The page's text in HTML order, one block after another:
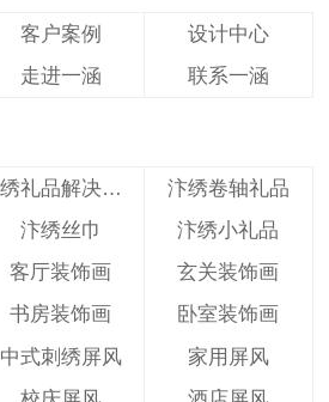
客户案例
设计中心
走进一涵 联系一涵
汴绣礼品解决方案
汴绣卷轴礼品
汴绣丝巾
汴绣小礼品
客厅装饰画
玄关装饰画
书房装饰画
卧室装饰画
中式刺绣屏风
家用屏风